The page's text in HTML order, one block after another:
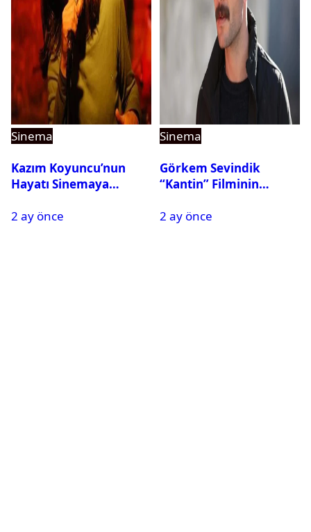
Sinema
Kazım Koyuncu’nun
Hayatı Sinemaya
2 ay önce
Sinema
Görkem Sevindik
“Kantin” Filminin
2 ay önce